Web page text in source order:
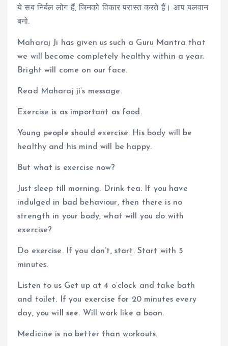
ये सब निर्बल लोग हैं, जिनको विकार परास्त करते हैं। आप बलवान
बनो.
Maharaj Ji has given us such a Guru Mantra that
we will become completely healthy within a year.
Bright will come on our face.
Read Maharaj ji’s message.
Exercise is as important as food.
Young people should exercise. His body will be
healthy and his mind will be happy.
But what is exercise now?
Just sleep till morning. Drink tea. If you have
indulged in bad behaviour, then there is no
strength in your body, what will you do with
exercise?
Do exercise. If you don’t, start. Start with 5
minutes.
Listen to us Get up at 4 o’clock and take bath
and toilet. If you exercise for 20 minutes every
day, you will see. Will work like a boon.
Medicine is no better than workouts.